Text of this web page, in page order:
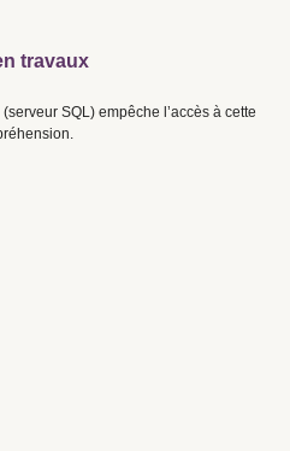
travaux
SQL) empêche l’accès à cette